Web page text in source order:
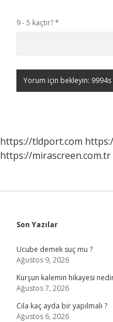
9 - 5 kaçtır?*
https://tldport.com
https://mirascreen.com.tr
Sidebar
Son Yazılar
Ucube demek suç mu ?
Ağustos 9, 2026
Kurşun kalemin hikayesi
Ağustos 7, 2026
Cila kaç ayda bir yapılmalı ?
Ağustos 6, 2026